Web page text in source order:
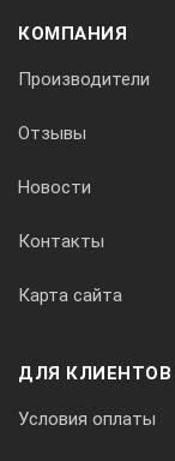
КОМПАНИЯ
Производители
Отзывы
Новости
Контакты
Карта сайта
ДЛЯ КЛИЕНТОВ
Условия оплаты